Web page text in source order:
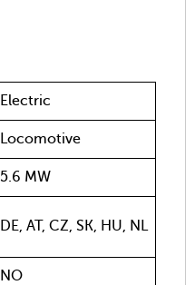
Electric
Locomotive
5.6 MW
DE, AT, CZ, SK, HU, NL
NO